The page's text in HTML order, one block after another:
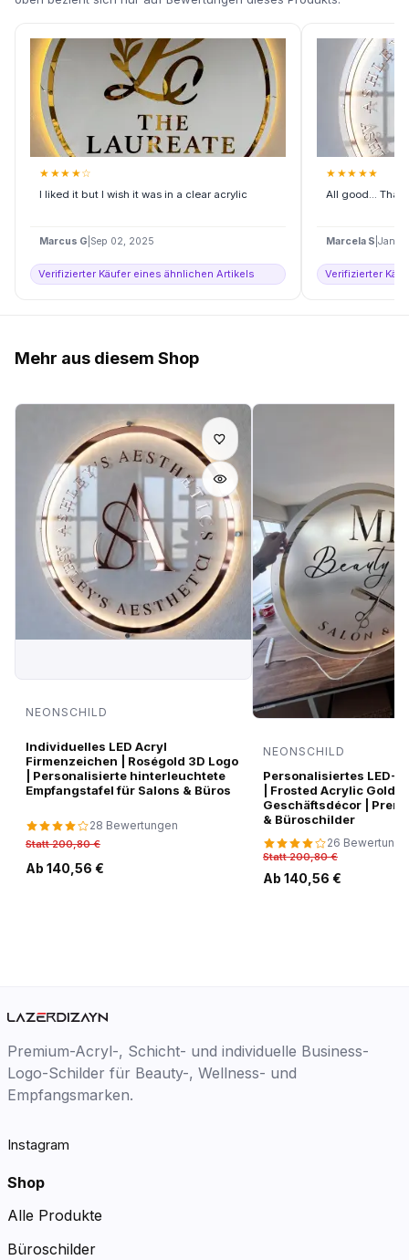
★ ★★ ★☆
I liked it but I wish it was in a clear acrylic
Marcus G Sep 02, 2025
Verifizierter Käufer eines ähnlichen Artikels
★ ★★ ★★
All good...
Marcela S Jan
Verifizierter
Mehr aus diesem Shop
NEONSCHILD
Individuelles LED Acryl
Firmenzeichen | Roségold 3D Logo
| Personalisierte hinterleuchtete
Empfangstafel für Salons & Büros
28 Bewertungen
Statt 200,80 €
Ab 140,56 €
NEONSCHILD
Personalisiertes LED-
| Frosted Acrylic Gold
Geschäftsdécor |
& Büroschilder
26
Statt 200,80 €
Ab 140,56 €
Premium-Acryl-, Schicht- und individuelle Business-
Logo-Schilder für Beauty-, Wellness- und
Empfangsmarken.
Instagram
Shop
Alle Produkte
Büroschilder